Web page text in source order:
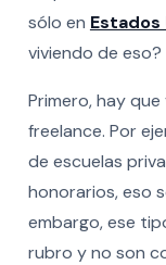
sólo en Estados
viviendo de eso?
Primero, hay
freelance. Por
de escuelas
honorarios, eso
embargo, ese
rubro y no son